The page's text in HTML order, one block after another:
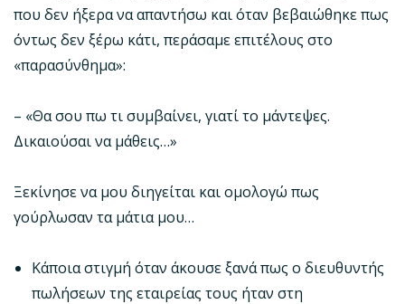
που δεν ήξερα να απαντήσω και όταν βεβαιώθηκε πως
όντως δεν ξέρω κάτι, περάσαμε επιτέλους στο
«παρασύνθημα»:
– «Θα σου πω τι συμβαίνει, γιατί το μάντεψες.
Δικαιούσαι να μάθεις…»
Ξεκίνησε να μου διηγείται και ομολογώ πως
γούρλωσαν τα μάτια μου…
Κάποια στιγμή όταν άκουσε ξανά πως ο διευθυντής
πωλήσεων της εταιρείας τους ήταν στη